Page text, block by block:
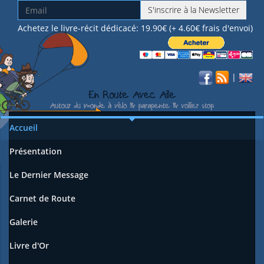
S'inscrire à la Newsletter
Achetez le livre-récit dédicacé: 19.90€ (+ 4.60€ frais d'envoi)
|
Accueil
Présentation
Le Dernier Message
Carnet de Route
Galerie
Livre d'Or